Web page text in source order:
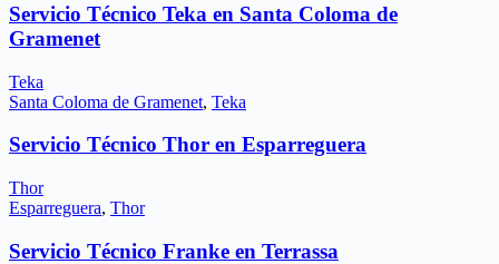
Servicio Técnico Teka en Santa Coloma de
Gramenet
Teka
Santa Coloma de Gramenet, Teka
Servicio Técnico Thor en Esparreguera
Thor
Esparreguera, Thor
Servicio Técnico Franke en Terrassa